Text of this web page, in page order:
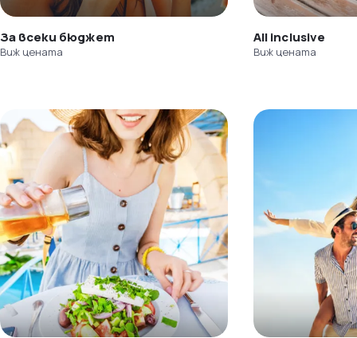
За всеки бюджет
Виж цената
All inclusive
Виж цената